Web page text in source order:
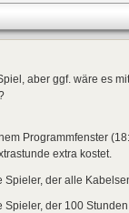
aber ggf. wäre es
Programmfenster
extra kostet.
Spieler, der alle
Spieler, der 100